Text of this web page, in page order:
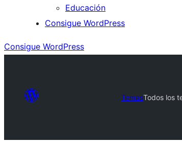
Educación
Consigue WordPress
Consigue WordPress
TemasTodos los